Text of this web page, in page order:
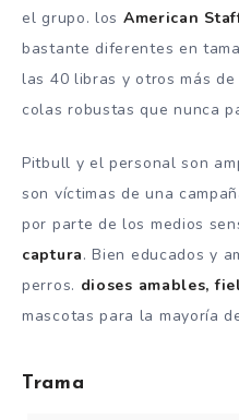
el grupo. los American
bastante diferentes en
las 40 libras y otros más
colas robustas que nunca
Pitbull y el personal son
son víctimas de una
por parte de los medios
captura.Bien educados y
perros. dioses amables,
mascotas para la mayoría
Trama